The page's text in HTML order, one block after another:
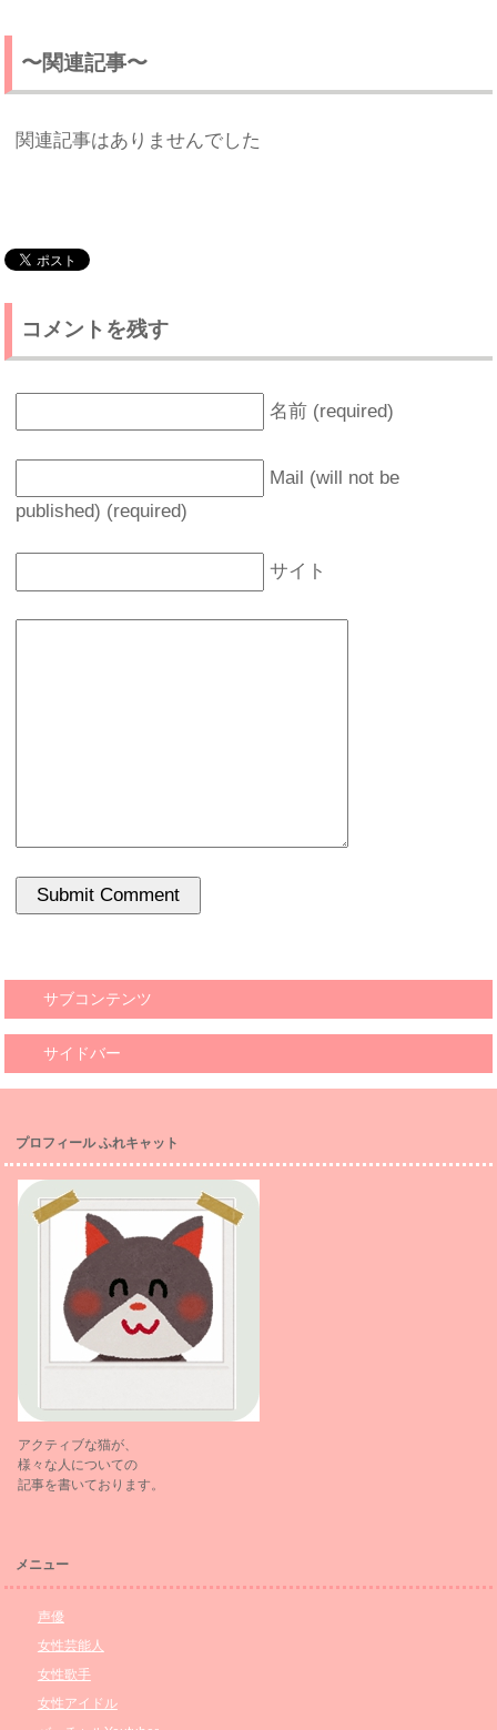
〜関連記事〜
関連記事はありませんでした
コメントを残す
名前 (required)
Mail (will not be
published) (required)
サイト
サブコンテンツ
サイドバー
プロフィール ふれキャット
アクティブな猫が、
様々な人についての
記事を書いております。
メニュー
声優
女性芸能人
女性歌手
女性アイドル